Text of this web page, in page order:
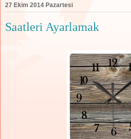
27 Ekim 2014 Pazartesi
Saatleri Ayarlamak